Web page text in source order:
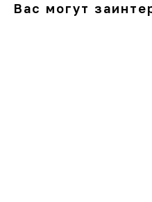
Вас могут